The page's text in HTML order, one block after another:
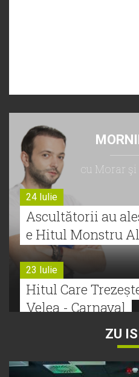
cu Morar
24 Iulie
Ascultătorii au
e Hitul Monstru
23 Iulie
Hitul Care
Velea - Carnaval
Bătălie strânsă
ZU